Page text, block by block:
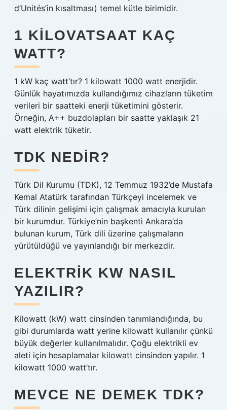
d’Unités’in kısaltması) temel kütle birimidir.
1 KILOVATSAAT KAÇ
WATT?
1 kW kaç watt’tır? 1 kilowatt 1000 watt enerjidir.
Günlük hayatımızda kullandığımız cihazların tüketim
verileri bir saatteki enerji tüketimini gösterir.
Örneğin, A++ buzdolapları bir saatte yaklaşık 21
watt elektrik tüketir.
TDK NEDIR?
Türk Dil Kurumu (TDK), 12 Temmuz 1932’de Mustafa
Kemal Atatürk tarafından Türkçeyi incelemek ve
Türk dilinin gelişimi için çalışmak amacıyla kurulan
bir kurumdur. Türkiye’nin başkenti Ankara’da
bulunan kurum, Türk dili üzerine çalışmaların
yürütüldüğü ve yayınlandığı bir merkezdir.
ELEKTRIK KW NASIL
YAZILIR?
Kilowatt (kW) watt cinsinden tanımlandığında, bu
gibi durumlarda watt yerine kilowatt kullanılır çünkü
büyük değerler kullanılmalıdır. Çoğu elektrikli ev
aleti için hesaplamalar kilowatt cinsinden yapılır. 1
kilowatt 1000 watt’tır.
MEVCE NE DEMEK TDK?